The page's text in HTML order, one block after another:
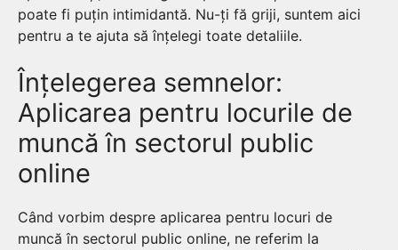
poate fi puțin intimidantă. Nu-ți fă griji, suntem aici
pentru a te ajuta să înțelegi toate detaliile.
Înțelegerea semnelor:
Aplicarea pentru locurile de
muncă în sectorul public
online
Când vorbim despre aplicarea pentru locuri de
muncă în sectorul public online, ne referim la